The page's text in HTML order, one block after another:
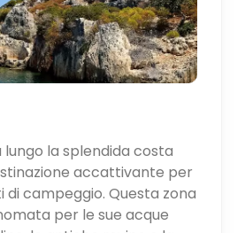
lungo la splendida costa
accattivante per
di campeggio. Questa zona
per le sue acque